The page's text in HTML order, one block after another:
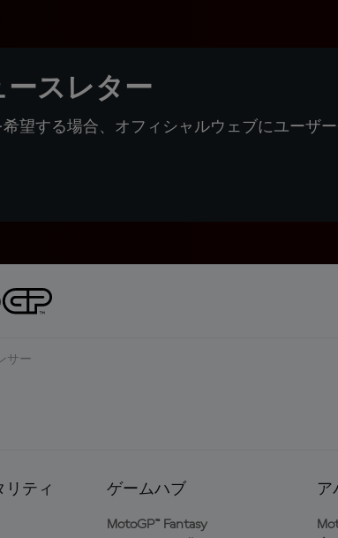
スレター
望する場合、オフィシャルウェブにユーザ
サー
リティ ゲームハブ
MotoGP™ Fantasy
ア